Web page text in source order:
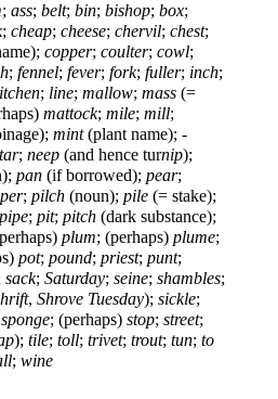
; ass; belt; bin; bishop; box;
; cheap; cheese; chervil; chest;
copper; coulter; cowl;
; fennel; fever; fork; fuller; inch;
; line; mallow; mass (=
mattock; mile; mill;
mint(plant name); -
; neep (and hence turnip);
pan (if borrowed); pear;
; pilch (noun); pile (= stake);
pipe; pit; pitch (dark substance);
plum; (perhaps) plume;
pot; pound; priest; punt;
sack; Saturday; seine; shambles;
, Shrove Tuesday); sickle;
sponge; (perhaps) stop; street;
); tile; toll; trivet; trout; tun; to
; wine